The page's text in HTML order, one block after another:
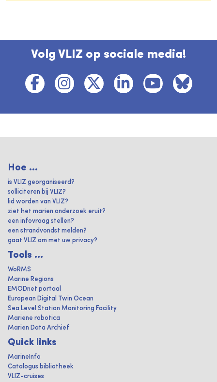
Volg VLIZ op sociale media!
Hoe ...
is VLIZ georganiseerd?
solliciteren bij VLIZ?
lid worden van VLIZ?
ziet het marien onderzoek eruit?
een infovraag stellen?
een strandvondst melden?
gaat VLIZ om met uw privacy?
Tools ...
WoRMS
Marine Regions
EMODnet portaal
European Digital Twin Ocean
Sea Level Station Monitoring Facility
Mariene robotica
Marien Data Archief
Quick links
MarineInfo
Catalogus bibliotheek
VLIZ-cruises